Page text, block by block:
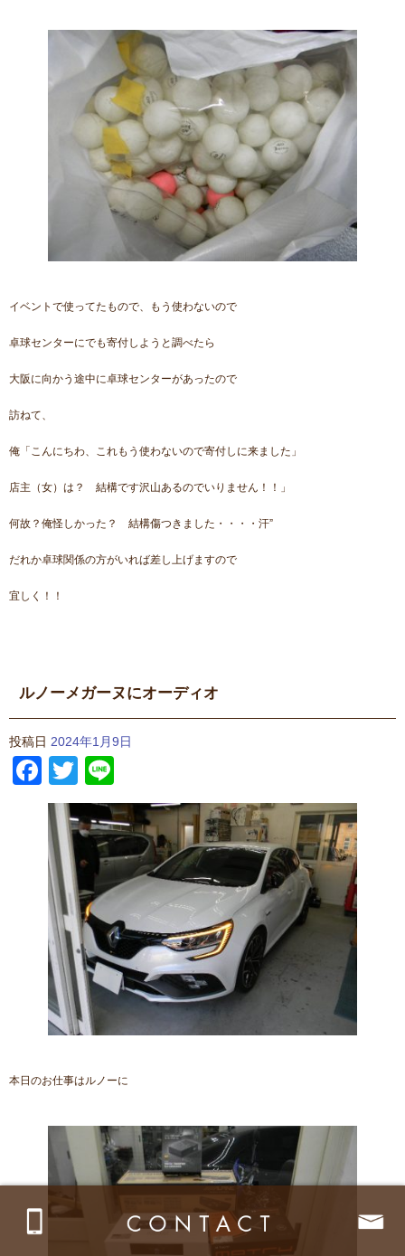
イベントで使ってたもので、もう使わないので
卓球センターにでも寄付しようと調べたら
大阪に向かう途中に卓球センターがあったので
訪ねて、
俺「こんにちわ、これもう使わないので寄付しに来ました」
店主（女）は？ 結構です沢山あるのでいりません！！」
何故？俺怪しかった？ 結構傷つきました・・・・汗”
だれか卓球関係の方がいれば差し上げますので
宜しく！！
ルノーメガーヌにオーディオ
投稿日 2024年1月9日
Facebook
Twitter
本日のお仕事はルノーに